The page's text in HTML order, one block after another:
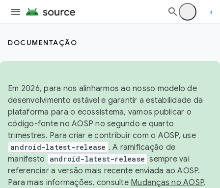
DOCUMENTAÇÃO
Em 2026, para nos alinharmos ao nosso modelo de
desenvolvimento estável e garantir a estabilidade da
plataforma para o ecossistema, vamos publicar o
código-fonte no AOSP no segundo e quarto
trimestres. Para criar e contribuir com o AOSP, use
android-latest-release . A ramificação de
manifesto
android-latest-release sempre vai
referenciar a versão mais recente enviada ao AOSP.
Para mais informações, consulte Mudanças no AOSP.